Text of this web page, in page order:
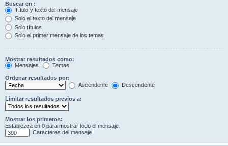
Buscar en :
Título y texto del mensaje
Solo el texto del mensaje
Solo títulos
Solo el primer mensaje de los temas
Mostrar resultados como:
Mensajes
Temas
Ordenar resultados por:
Ascendente
Descendente
Limitar resultados previos a:
Mostrar los primeros:
Establezca en 0 para mostrar todo el mensaje.
Caracteres del mensaje